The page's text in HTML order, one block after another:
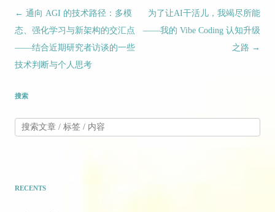
文章导航
← 通向 AGI 的技术路径：多模
态、强化学习与新架构的交汇点
——结合近期研究者访谈的一些
技术判断与个人思考
为了让AI干活儿，我竭尽所能
——我的 Vibe Coding 认知升级
之路 →
搜索
RECENTS